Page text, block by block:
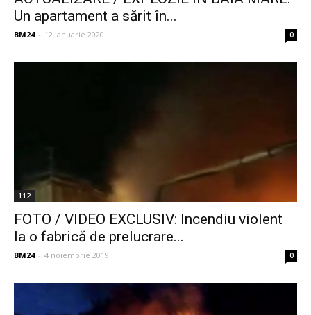
Un apartament a sărit în...
BM24 - 12 ianuarie 2020 0
112
FOTO / VIDEO EXCLUSIV: Incendiu violent
la o fabrică de prelucrare...
BM24 - 4 noiembrie 2019 0